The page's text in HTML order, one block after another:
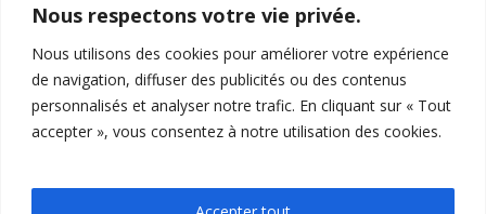
Nous respectons votre vie privée.
Nous utilisons des cookies pour améliorer votre expérience
de navigation, diffuser des publicités ou des contenus
personnalisés et analyser notre trafic. En cliquant sur « Tout
accepter », vous consentez à notre utilisation des cookies.
15-19 Allée Claude Forbin,13627, Aix-en-Provence
feg-miage-aix@univ-amu.fr